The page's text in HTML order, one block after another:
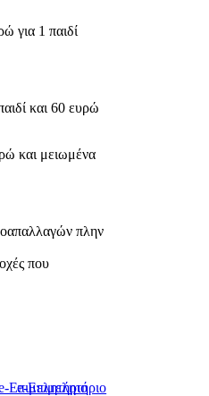
Επιμελητήριο
e-Επιμελητήριο
για 1 παιδί
και 60 ευρώ
και μειωμένα
πλην
που